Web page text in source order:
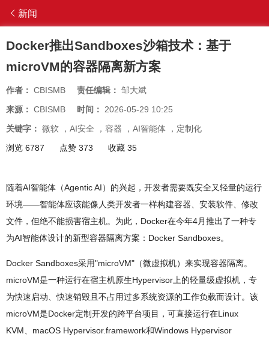
新闻
Docker推出Sandboxes沙箱技术：基于
microVM的容器隔离新方案
作者： CBISMB 责任编辑： 邹大斌
来源： CBISMB 时间： 2026-05-29 10:25
关键字： 微软 ， AI安全 ， 容器 ， AI智能体 ， 定制化
浏览 6787
点赞 373 收藏 35
随着AI智能体（Agentic AI）的兴起，开发者需要既安全又轻量的运行
环境——智能体应该能像人类开发者一样构建容器、安装软件、修改
文件，但绝不能损害宿主机。为此，Docker在今年4月推出了一种专
为AI智能体设计的新型容器隔离方案：Docker Sandboxes。
Docker Sandboxes采用"microVM"（微虚拟机）来实现容器隔离。
microVM是一种运行在宿主机原生Hypervisor上的轻量级虚拟机，专
为快速启动、快速销毁且不占用过多系统资源的工作负载而设计。该
microVM是Docker定制开发的跨平台项目，可直接运行在Linux
KVM、macOS Hypervisor.framework和Windows Hypervisor